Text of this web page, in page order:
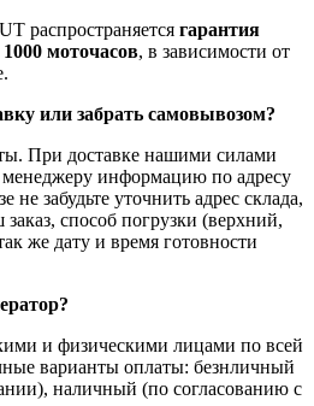
распространяется гарантия
1000 моточасов, в зависимости от
или забрать самовывозом?
При доставке нашими силами
менеджеру информацию по адресу
не забудьте уточнить адрес склада,
заказ, способ погрузки (верхний,
же дату и время готовности
и физическими лицами по всей
варианты оплаты: безнличный
наличный (по согласованию с